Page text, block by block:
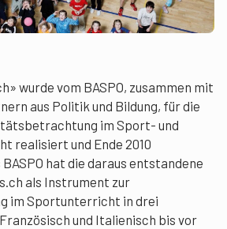
wurde vom BASPO, zusammen mit
aus Politik und Bildung, für die
im Sport- und
realisiert und Ende 2010
hat die daraus entstandene
als Instrument zur
im Sportunterricht in drei
und Italienisch bis vor